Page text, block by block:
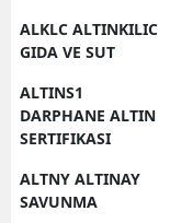
ALKLC ALTINKILIC
GIDA VE SUT
ALTINS1
DARPHANE ALTIN
SERTIFIKASI
ALTNY ALTINAY
SAVUNMA